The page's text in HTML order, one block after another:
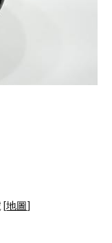
[
地圖]